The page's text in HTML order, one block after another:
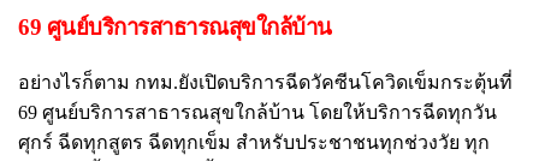
69 ศูนย์บริการสาธารณสุขใกล้บ้าน
อย่างไรก็ตาม กทม.ยังเปิดบริการฉีดวัคซีนโควิดเข็มกระตุ้นที่
69 ศูนย์บริการสาธารณสุขใกล้บ้าน โดยให้บริการฉีดทุกวัน
ศุกร์ ฉีดทุกสูตร ฉีดทุกเข็ม สำหรับประชาชนทุกช่วงวัย ทุก